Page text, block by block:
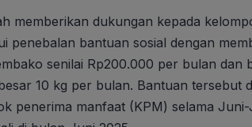
memberikan dukungan kepada
penebalan bantuan sosial dengan
senilai Rp200.000 per bulan dan
10 kg per bulan. Bantuan tersebut
penerima manfaat (KPM) selama